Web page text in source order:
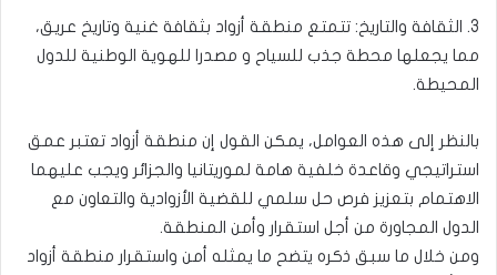
3. الثقافة والتاريخ: تتمتع منطقة أزواد بثقافة غنية وتاريخ عريق،
مما يجعلها محطة جذب للسياح و مصدرا للهوية الوطنية للدول
المحيطة.
بالنظر إلى هذه العوامل، يمكن القول إن منطقة أزواد تعتبر عمق
استراتيجي وقاعدة خلفية هامة لموريتانيا والجزائر ويجب عليهما
الاهتمام بتعزيز فرص حل سلمي للقضية الأزوادية والتعاون مع
الدول المجاورة من أجل استقرار وأمن المنطقة.
ومن خلال ما سبق ذكره يتضح ما يمثله أمن واستقرار منطقة أزواد